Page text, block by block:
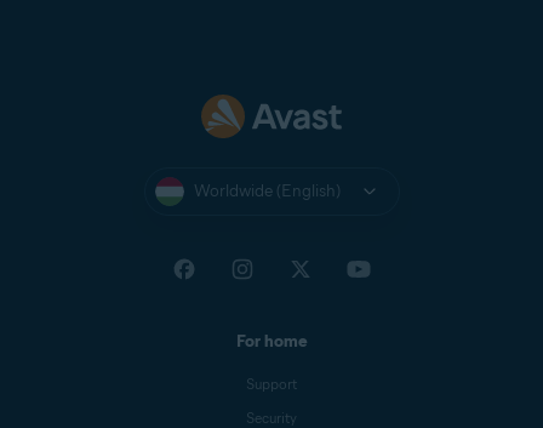
Worldwide (English)
For home
Support
Security